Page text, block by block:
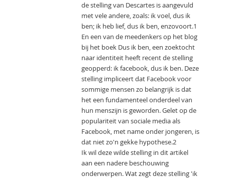
de stelling van Descartes is aangevuld
met vele andere, zoals: ik voel, dus ik
ben; ik heb lief, dus ik ben, enzovoort.1
En een van de meedenkers op het blog
bij het boek Dus ik ben, een zoektocht
naar identiteit heeft recent de stelling
geopperd: ik facebook, dus ik ben. Deze
stelling impliceert dat Facebook voor
sommige mensen zo belangrijk is dat
het een fundamenteel onderdeel van
hun menszijn is geworden. Gelet op de
populariteit van sociale media als
Facebook, met name onder jongeren, is
dat niet zo'n gekke hypothese.2
Ik wil deze wilde stelling in dit artikel
aan een nadere beschouwing
onderwerpen. Wat zegt deze stelling 'ik